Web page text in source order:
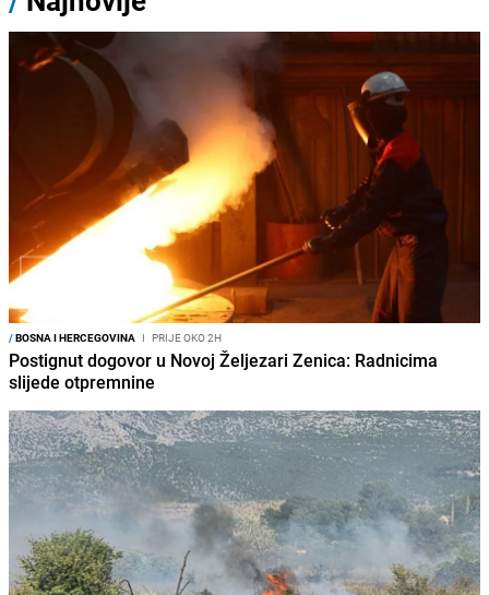
/BOSNA I HERCEGOVINA I PRIJE OKO 2H
Postignut dogovor u Novoj Željezari Zenica: Radnicima
slijede otpremnine